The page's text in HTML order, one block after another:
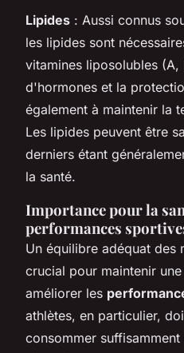
Lipides : Aussi connus
les lipides sont
vitamines liposolubles
d'hormones et la
également à maintenir la
Les lipides peuvent être
derniers étant
la santé.
Importance pour la
performances
Un équilibre adéquat des
crucial pour maintenir une
améliorer les
athlètes, en particulier,
consommer